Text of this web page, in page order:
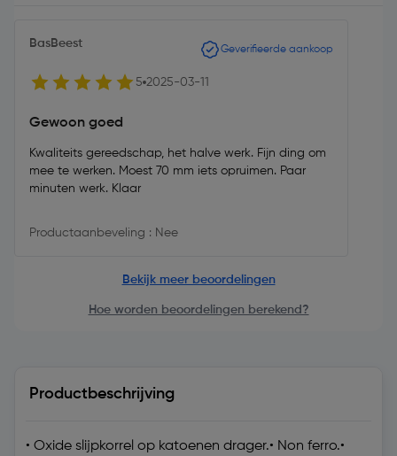
BasBeest Geverifieerde aankoop
5 2025-03-11
Gewoon goed
Kwaliteits gereedschap, het halve werk. Fijn ding om
mee te werken. Moest 70 mm iets opruimen. Paar
minuten werk. Klaar
Productaanbeveling : Nee
Bekijk meer beoordelingen
Hoe worden beoordelingen berekend?
Productbeschrijving
• Oxide slijpkorrel op katoenen drager.• Non ferro.•